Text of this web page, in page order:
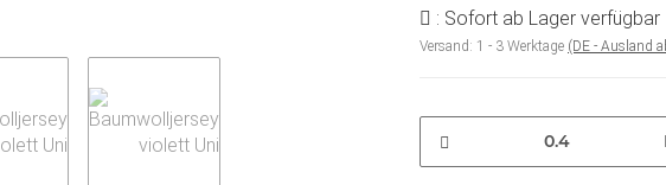
: Sofort ab Lager verfügbar
Versand: 1 - 3 Werktage (DE - Ausland